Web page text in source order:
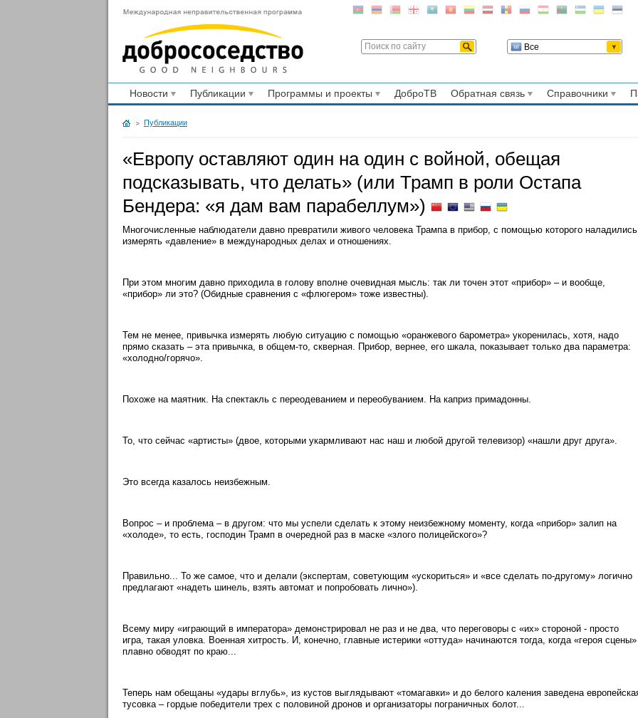
Все
Новости Публикации Программы и проекты ДоброТВ Обратная связь Справочники
Публикации
«Европу оставляют один на один с войной, обещая
подсказывать, что делать» (или Трамп в роли Остапа
Бендера: «я дам вам парабеллум»)
Многочисленные наблюдатели давно превратили живого человека Трампа в прибор, с помощью которого наладились
измерять «давление» в международных делах и отношениях.
При этом многим давно приходила в голову вполне очевидная мысль: так ли точен этот «прибор» – и вообще,
«прибор» ли это? (Обидные сравнения с «флюгером» тоже известны).
Тем не менее, привычка измерять любую ситуацию с помощью «оранжевого барометра» укоренилась, хотя, надо
прямо сказать – эта привычка, в общем-то, скверная. Прибор, вернее, его шкала, показывает только два параметра:
«холодно/горячо».
Похоже на маятник. На спектакль с переодеванием и переобуванием. На каприз примадонны.
То, что сейчас «артисты» (двое, которыми укармливают нас наш и любой другой телевизор) «нашли друг друга».
Это всегда казалось неизбежным.
Вопрос – и проблема – в другом: что мы успели сделать к этому неизбежному моменту, когда «прибор» залип на
«холоде», то есть, господин Трамп в очередной раз в маске «злого полицейского»?
Правильно... То же самое, что и делали (экспертам, советующим «ускориться» и «все сделать по-другому» логично
предлагают «надеть шинель, взять автомат и попробовать лично»).
Всему миру «играющий в императора» демонстрировал не раз и не два, что переговоры с «их» стороной - просто
игра, такая уловка. Военная хитрость. И, конечно, главные истерики «оттуда» начинаются тогда, когда «героя сцены»
плавно обводят по краю...
Теперь нам обещаны «удары вглубь», из кустов выглядывают «томагавки» и до белого каления заведена
тусовка – гордые победители трех с половиной дронов и организаторы пограничных болот...